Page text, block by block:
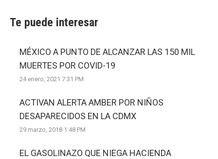
Te puede interesar
MÉXICO A PUNTO DE ALCANZAR LAS 150 MIL
MUERTES POR COVID-19
24 enero, 2021 7:31 PM
ACTIVAN ALERTA AMBER POR NIÑOS
DESAPARECIDOS EN LA CDMX
29 marzo, 2018 1:48 PM
EL GASOLINAZO QUE NIEGA HACIENDA